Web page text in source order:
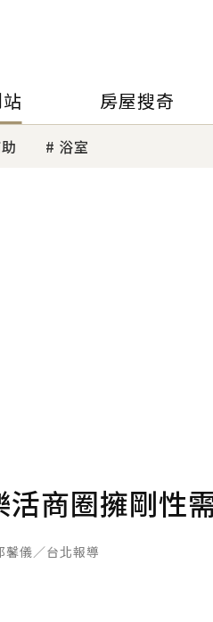
房屋搜奇
浴室
商圈擁剛性
馨儀／台北報導